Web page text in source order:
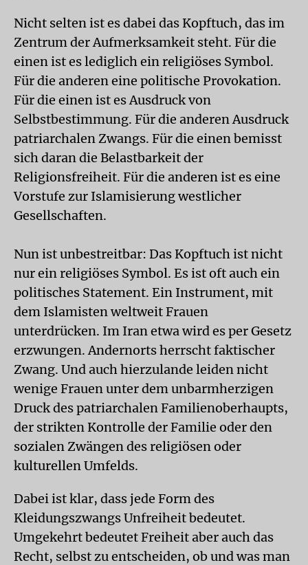
Nicht selten ist es dabei das Kopftuch, das im
Zentrum der Aufmerksamkeit steht. Für die
einen ist es lediglich ein religiöses Symbol.
Für die anderen eine politische Provokation.
Für die einen ist es Ausdruck von
Selbstbestimmung. Für die anderen Ausdruck
patriarchalen Zwangs. Für die einen bemisst
sich daran die Belastbarkeit der
Religionsfreiheit. Für die anderen ist es eine
Vorstufe zur Islamisierung westlicher
Gesellschaften.
Nun ist unbestreitbar: Das Kopftuch ist nicht
nur ein religiöses Symbol. Es ist oft auch ein
politisches Statement. Ein Instrument, mit
dem Islamisten weltweit Frauen
unterdrücken. Im Iran etwa wird es per Gesetz
erzwungen. Andernorts herrscht faktischer
Zwang. Und auch hierzulande leiden nicht
wenige Frauen unter dem unbarmherzigen
Druck des patriarchalen Familienoberhaupts,
der strikten Kontrolle der Familie oder den
sozialen Zwängen des religiösen oder
kulturellen Umfelds.
Dabei ist klar, dass jede Form des
Kleidungszwangs Unfreiheit bedeutet.
Umgekehrt bedeutet Freiheit aber auch das
Recht, selbst zu entscheiden, ob und was man